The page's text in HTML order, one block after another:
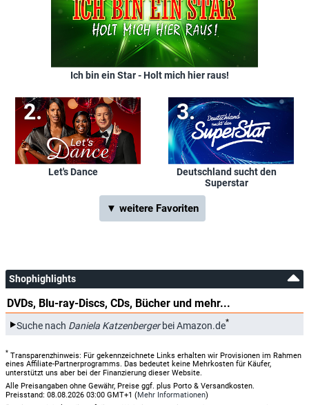
Ich bin ein Star - Holt mich hier raus!
Let's Dance
Deutschland sucht den
Superstar
▼ weitere Favoriten
Shophighlights
DVDs, Blu-ray-Discs, CDs, Bücher und mehr...
Suche nach Daniela Katzenbergerbei Amazon.de*
* Transparenzhinweis: Für gekennzeichnete Links erhalten wir Provisionen im Rahmen
eines Affiliate-Partnerprogramms. Das bedeutet keine Mehrkosten für Käufer,
unterstützt uns aber bei der Finanzierung dieser Website.
Alle Preisangaben ohne Gewähr, Preise ggf. plus Porto & Versandkosten.
Preisstand: 08.08.2026 03:00 GMT+1 (Mehr Informationen)